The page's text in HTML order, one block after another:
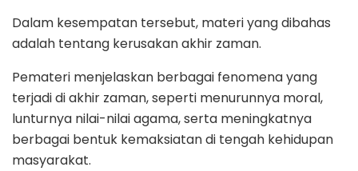
Dalam kesempatan tersebut, materi yang dibahas
adalah tentang kerusakan akhir zaman.
Pemateri menjelaskan berbagai fenomena yang
terjadi di akhir zaman, seperti menurunnya moral,
lunturnya nilai-nilai agama, serta meningkatnya
berbagai bentuk kemaksiatan di tengah kehidupan
masyarakat.